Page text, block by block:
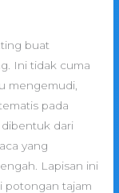
buat
Ini tidak cuma
mengemudi,
pada
dibentuk dari
yang
Lapisan ini
potongan tajam